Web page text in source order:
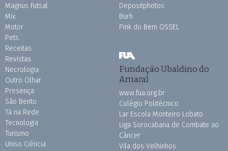
Magnus Futsal
Mix
Motor
Pets
Receitas
Revistas
Necrologia
Outro Olhar
Presença
São Bento
Tá na Rede
Tecnologia
Turismo
Uniso Ciência
Depositphotos
Burh
Pink do Bem OSSEL
Fundação Ubaldino do
Amaral
www.fua.org.br
Colégio Politécnico
Lar Escola Monteiro Lobato
Liga Sorocabana de Combate ao
Câncer
Vila dos Velhinhos